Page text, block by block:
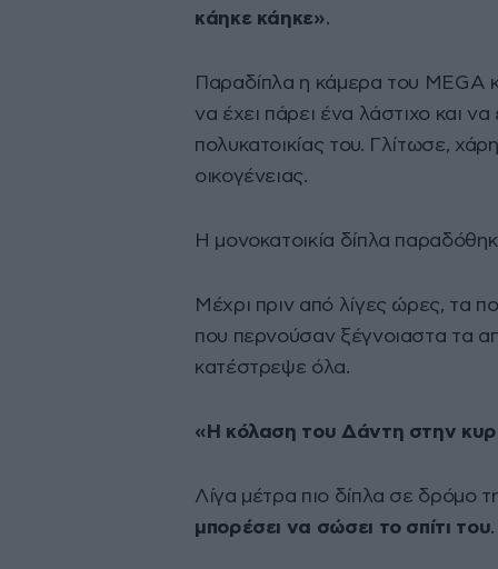
κάηκε κάηκε».
Παραδίπλα η κάμερα του
να έχει πάρει ένα λάστιχο και
πολυκατοικίας του. Γλίτωσε,
οικογένειας.
Η μονοκατοικία δίπλα
Μέχρι πριν από λίγες ώρες, τα
που περνούσαν ξέγνοιαστα τα
κατέστρεψε όλα.
«Η κόλαση του Δάντη στην
Λίγα μέτρα πιο δίπλα σε δρόμο
μπορέσει να σώσει το σπίτι του.